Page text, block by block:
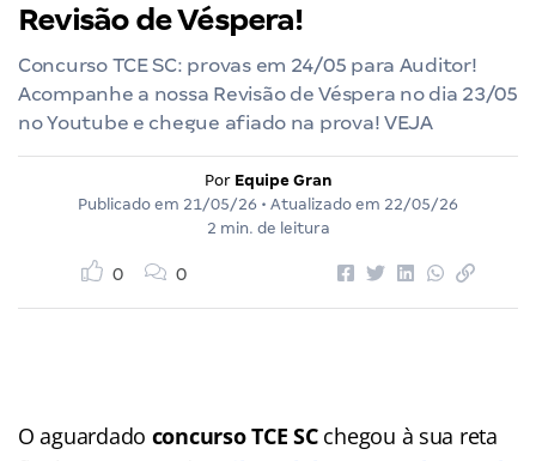
Revisão de Véspera!
Concurso TCE SC: provas em 24/05 para Auditor!
Acompanhe a nossa Revisão de Véspera no dia 23/05
no Youtube e chegue afiado na prova! VEJA
Por Equipe Gran
Publicado em 21/05/26 • Atualizado em 22/05/26
2 min. de leitura
0 0
O aguardado concurso TCE SCchegou à sua reta